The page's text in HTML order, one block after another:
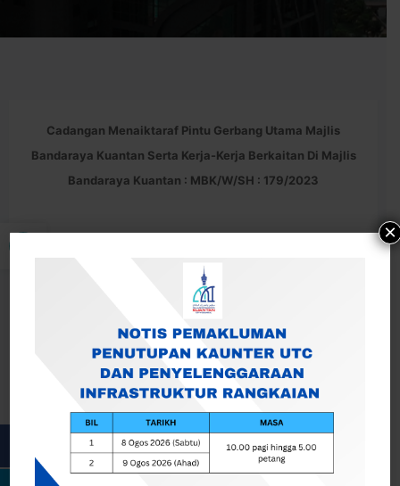
Buka bar alat
Cadangan Menaiktaraf Pintu Gerbang Utama Majlis
Bandaraya Kuantan Serta Kerja-Kerja Berkaitan Di Majlis
Bandaraya Kuantan : MBK/W/SH : 179/2023
×